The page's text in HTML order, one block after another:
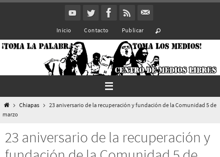
Inicio Contacto Publicar
InicioChiapas
23 aniversario de la recuperación y fundación de la Comunidad 5 de
marzo
23 aniversario de la recuperación y